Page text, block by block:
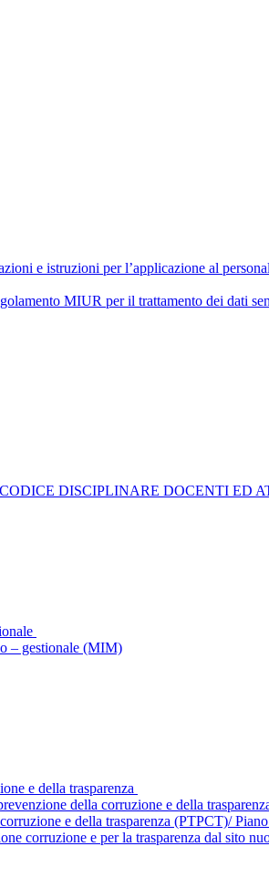
e istruzioni per l’applicazione al
MIUR per il trattamento dei dati
DISCIPLINARE DOCENTI ED
– gestionale (MIM)
e della trasparenza
della corruzione e della
e della trasparenza (PTPCT)/
corruzione e per la trasparenza dal sito